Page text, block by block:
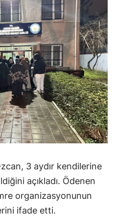
3 aydır kendilerine
açıkladı. Ödenen
organizasyonunun
ifade etti.